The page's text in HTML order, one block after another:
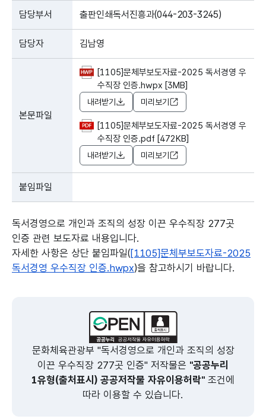
담당부서 출판인쇄독서진흥과(044-203-3245)
담당자 김남영
본문파일
[1105]문체부보도자료-2025 독서경영 우
수직장 인증.hwpx [3MB]
내려받기 미리보기
[1105]문체부보도자료-2025 독서경영 우
수직장 인증.pdf [472KB]
내려받기 미리보기
붙임파일
독서경영으로 개인과 조직의 성장 이끈 우수직장 277곳
인증 관련 보도자료 내용입니다.
자세한 사항은 상단 붙임파일([1105]문체부보도자료-2025
독서경영 우수직장 인증.hwpx)을 참고하시기 바랍니다.
문화체육관광부 "독서경영으로 개인과 조직의 성장
이끈 우수직장 277곳 인증" 저작물은 "공공누리
1유형(출처표시) 공공저작물 자유이용허락" 조건에
따라 이용할 수 있습니다.